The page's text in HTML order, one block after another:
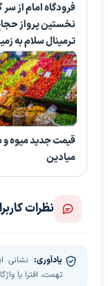
فرودگاه امام از
نخستین پرواز
ترمینال سلام به
قیمت جدید میوه و
میادین
نظرات
یادآوری: نشانی
تهمت، افترا یا